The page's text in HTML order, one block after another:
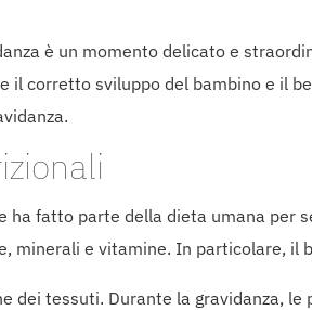
è un momento delicato e
corretto sviluppo del bambino e il
fatto parte della dieta umana per
minerali e vitamine. In particolare, il
dei tessuti. Durante la gravidanza,